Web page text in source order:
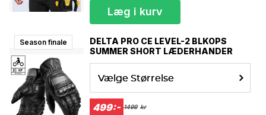
Læg i kurv
Season finale
DELTA PRO CE LEVEL-2 BLKOPS
SUMMER SHORT LÆDERHANDER
Vælge Størrelse
499:- 1499 kr